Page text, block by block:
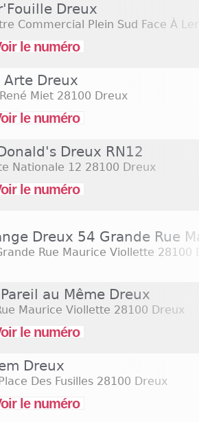
Dreux
Commercial Plein Sud Face À
le numéro
Arte Dreux
Miet 28100 Dreux
le numéro
Dreux RN12
Nationale 12 28100 Dreux
le numéro
Dreux 54 Grande Rue
Rue Maurice Viollette 28100
au Même Dreux
Maurice Viollette 28100 Dreux
le numéro
Dreux
Des Fusilles 28100 Dreux
le numéro